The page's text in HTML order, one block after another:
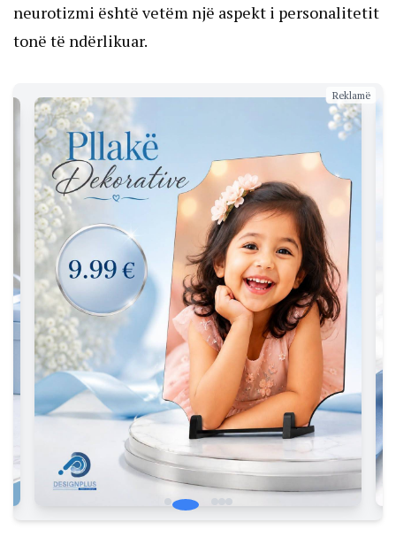
neurotizmi është vetëm një aspekt i personalitetit
tonë të ndërlikuar.
Reklamë